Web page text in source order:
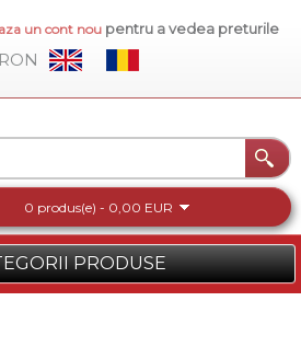
un cont nou pentru a vedea preturile
RON
0 produs(e) - 0,00 EUR
PRODUSE